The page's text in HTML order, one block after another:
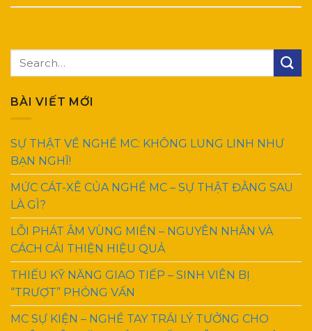
BÀI VIẾT MỚI
SỰ THẬT VỀ NGHỀ MC: KHÔNG LUNG LINH NHƯ
BẠN NGHĨ!
MỨC CÁT-XÊ CỦA NGHỀ MC – SỰ THẬT ĐẰNG SAU
LÀ GÌ?
LỖI PHÁT ÂM VÙNG MIỀN – NGUYÊN NHÂN VÀ
CÁCH CẢI THIỆN HIỆU QUẢ
THIẾU KỸ NĂNG GIAO TIẾP – SINH VIÊN BỊ
“TRƯỢT” PHỎNG VẤN
MC SỰ KIỆN – NGHỀ TAY TRÁI LÝ TƯỞNG CHO